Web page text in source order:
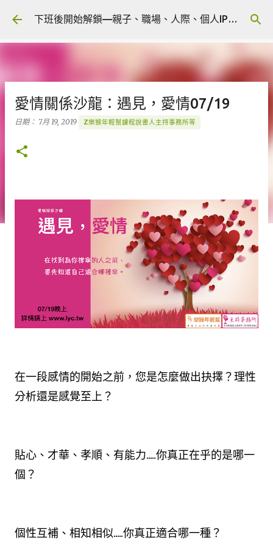
跳到主要內容 下班後開始解鎖—親子、職場、人際、個人IP 🎧 Podcast
愛情關係沙龍：遇見，愛情07/19
日期： 7月 19, 2019 Z樂猴年輕幫課程說書人主持事務所等
在一段感情的開始之前，您是怎麼做出抉擇？理性
分析還是感覺至上？
貼心、才華、孝順、有能力.....你真正在乎的是哪一
個？
個性互補、相知相似.....你真正適合哪一種？